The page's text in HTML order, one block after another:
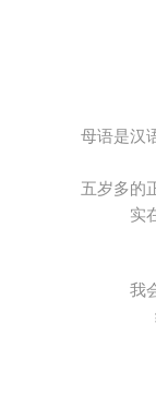
母语是汉
五岁多的
实
我